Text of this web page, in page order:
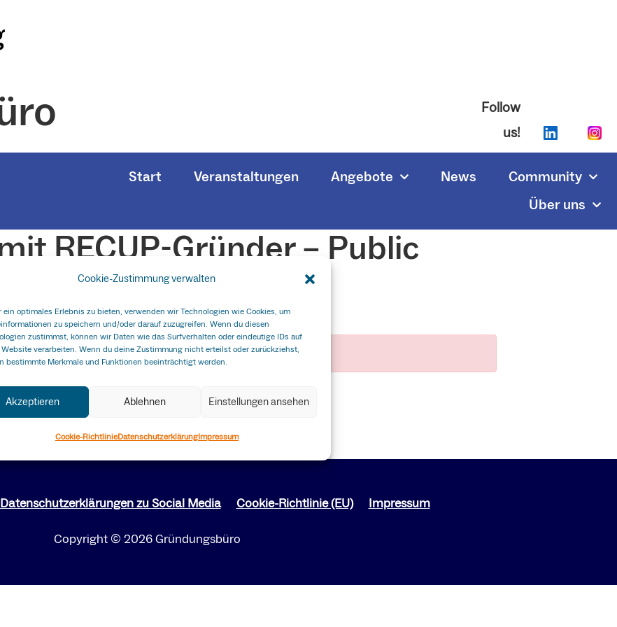
Cookie-Zustimmung verwalten
ein optimales Erlebnis zu bieten, verwenden wir Technologien wie Cookies, um
zu speichern und/oder darauf zuzugreifen. Wenn du diesen
zustimmst, können wir Daten wie das Surfverhalten oder eindeutige IDs auf
Website verarbeiten. Wenn du deine Zustimmung nicht erteilst oder zurückziehst,
bestimmte Merkmale und Funktionen beeinträchtigt werden.
Akzeptieren Ablehnen Einstellungen ansehen
Cookie-RichtlinieDatenschutzerklärungImpressum
Follow
us!
Start Veranstaltungen Angebote News
Community
Über uns
RECUP-Gründer – Public
Nächster Veranstaltung→
Datenschutzerklärungen zu Social Media Cookie-Richtlinie (EU) Impressum
Copyright © 2026 Gründungsbüro